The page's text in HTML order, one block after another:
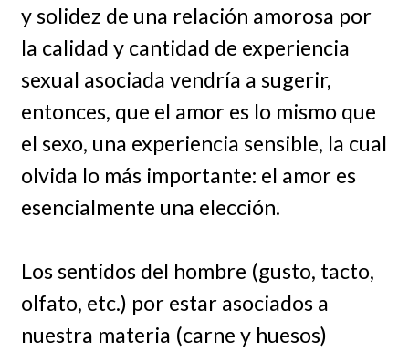
y solidez de una relación amorosa por
la calidad y cantidad de experiencia
sexual asociada vendría a sugerir,
entonces, que el amor es lo mismo que
el sexo, una experiencia sensible, la cual
olvida lo más importante: el amor es
esencialmente una elección.
Los sentidos del hombre (gusto, tacto,
olfato, etc.) por estar asociados a
nuestra materia (carne y huesos)